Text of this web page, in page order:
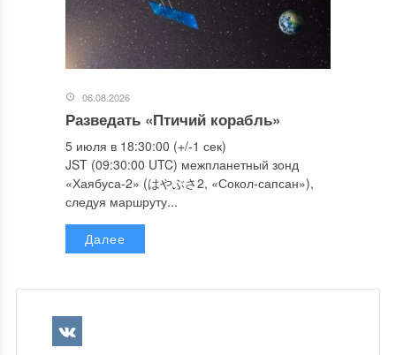
06.08.2026
Разведать «Птичий корабль»
5 июля в 18:30:00 (+/-1 сек)
JST (09:30:00 UTC) межпланетный зонд
«Хаябуса-2» (はやぶさ2, «Сокол-сапсан»),
следуя маршруту...
Далее